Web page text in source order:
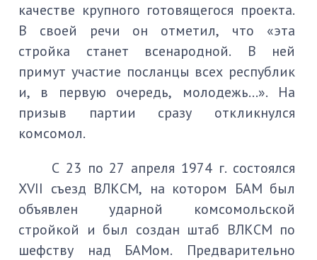
качестве крупного готовящегося проекта.
В своей речи он отметил, что «эта
стройка станет всенародной. В ней
примут участие посланцы всех республик
и, в первую очередь, молодежь…». На
призыв партии сразу откликнулся
комсомол.
С 23 по 27 апреля 1974 г. состоялся
XVII съезд ВЛКСМ, на котором БАМ был
объявлен ударной комсомольской
стройкой и был создан штаб ВЛКСМ по
шефству над БАМом. Предварительно